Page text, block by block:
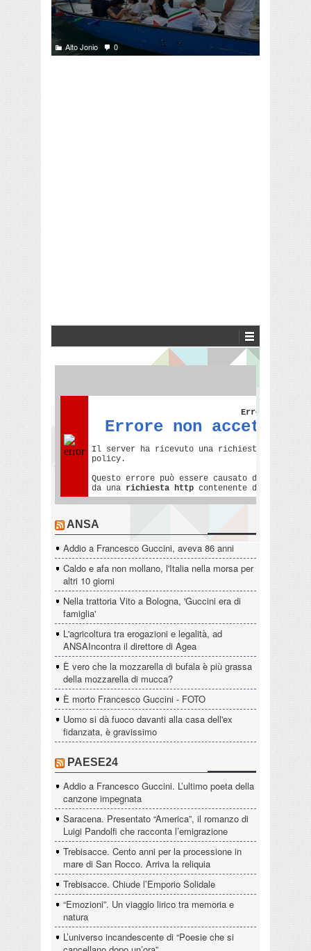
Alto Jonio 0
ANSA
Addio a Francesco Guccini, aveva 86 anni
Caldo e afa non mollano, l'Italia nella morsa per
altri 10 giorni
Nella trattoria Vito a Bologna, 'Guccini era di
famiglia'
L'agricoltura tra erogazioni e legalità, ad
ANSAIncontra il direttore di Agea
È vero che la mozzarella di bufala è più grassa
della mozzarella di mucca?
È morto Francesco Guccini - FOTO
Uomo si dà fuoco davanti alla casa dell'ex
fidanzata, è gravissimo
PAESE24
Addio a Francesco Guccini. L’ultimo poeta della
canzone impegnata
Saracena. Presentato “America”, il romanzo di
Luigi Pandolfi che racconta l’emigrazione
Trebisacce. Cento anni per la processione in
mare di San Rocco. Arriva la reliquia
Trebisacce. Chiude l’Emporio Solidale
“Emozioni”. Un viaggio lirico tra memoria e
natura
L’universo incandescente di “Poesie che si